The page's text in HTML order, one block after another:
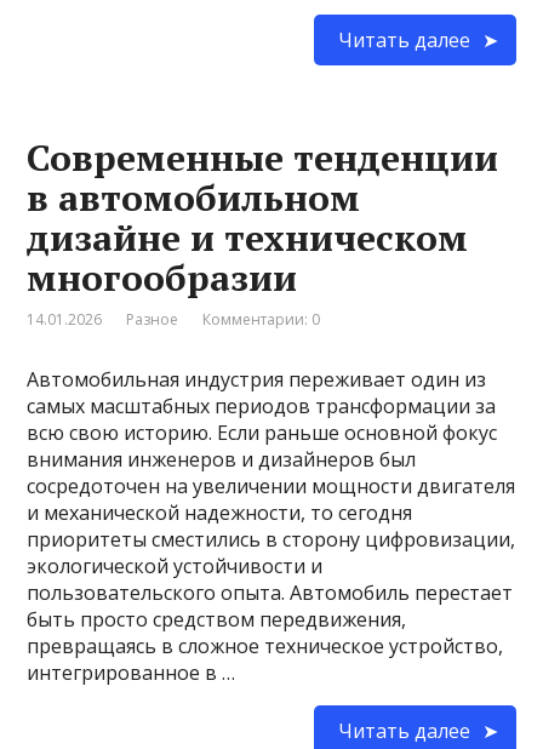
Читать далее
Современные тенденции
в автомобильном
дизайне и техническом
многообразии
14.01.2026 Разное Комментарии: 0
Автомобильная индустрия переживает один из
самых масштабных периодов трансформации за
всю свою историю. Если раньше основной фокус
внимания инженеров и дизайнеров был
сосредоточен на увеличении мощности двигателя
и механической надежности, то сегодня
приоритеты сместились в сторону цифровизации,
экологической устойчивости и
пользовательского опыта. Автомобиль перестает
быть просто средством передвижения,
превращаясь в сложное техническое устройство,
интегрированное в …
Читать далее